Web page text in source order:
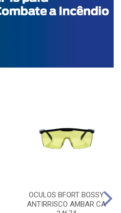
OCULOS BFORT BOSSY
ANTIRRISCO AMBAR CA